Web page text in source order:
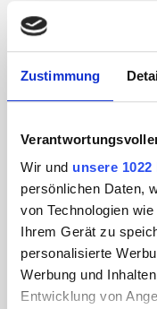
Zustimmung
Wir und unsere
persönlichen Daten,
von Technologien
Ihrem Gerät zu
personalisierte
Werbung und
Entwicklung von